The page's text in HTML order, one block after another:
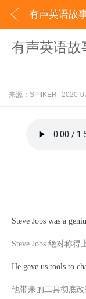

有声英语故
来源：SPIIKER 2020-
Steve Jobs was a
Steve Jobs 绝对称得
He gave us tools to
他带来的工具彻底